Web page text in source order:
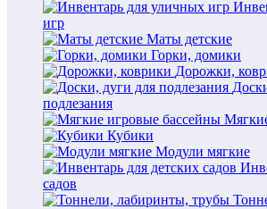
игр
Маты детские
Горки, домики
Дорожки,
подлезания
Кубики
Модули мягкие
садов